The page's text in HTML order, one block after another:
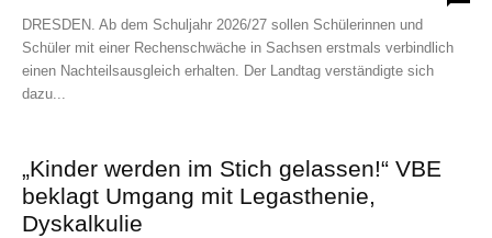
DRESDEN. Ab dem Schuljahr 2026/27 sollen Schülerinnen und
Schüler mit einer Rechenschwäche in Sachsen erstmals verbindlich
einen Nachteilsausgleich erhalten. Der Landtag verständigte sich
dazu...
„Kinder werden im Stich gelassen!“ VBE
beklagt Umgang mit Legasthenie,
Dyskalkulie